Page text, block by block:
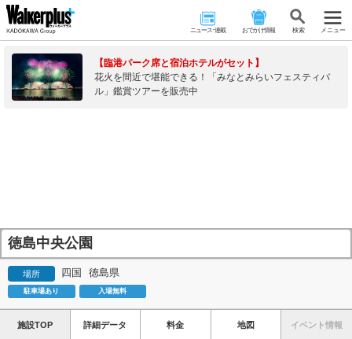
ニュース･連載 おでかけ情報 検 索 メニュー
【臨港パーク席と宿泊ホテルがセット】
花火を間近で堪能できる！「みなとみらいフェスティバ
ル」鑑賞ツアーを販売中
徳島中央公園
場所 四国 徳島県
駐車場あり 入場無料
施設TOP 詳細データ 料金 地図 イベント情報